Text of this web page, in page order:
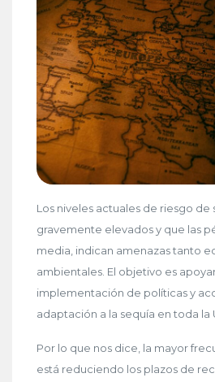
Los niveles actuales de riesgo de
gravemente elevados y que las
media, indican amenazas tanto
ambientales. El objetivo es
implementación de políticas y
adaptación a la sequía en toda la
Por lo que nos dice, la mayor
está reduciendo los plazos de